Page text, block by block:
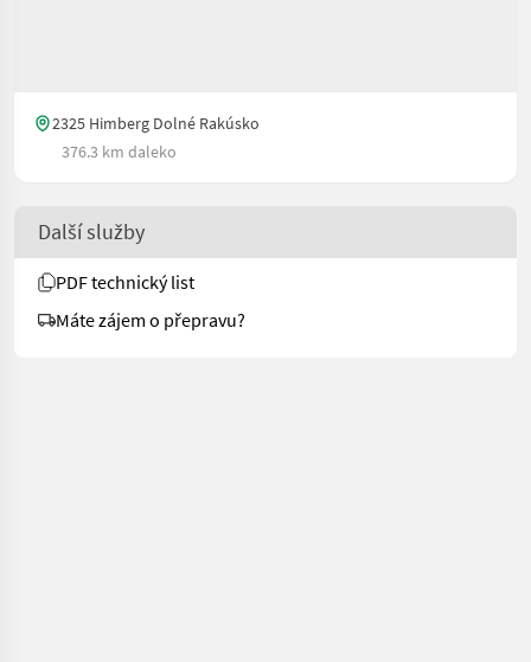
2325 Himberg Dolné Rakúsko
376.3 km daleko
Další služby
PDF technický list
Máte zájem o přepravu?